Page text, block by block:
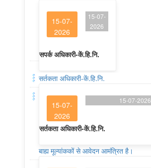
15-07-
2026
15-07-
2026
सपर्क अधिकारी-कें.हि.नि.
सर्तकता अधिकारी-कें.हि.नि.
15-07-
2026
15-07-2026
सर्तकता अधिकारी-कें.हि.नि.
बाह्य मूल्यांककों से आवेदन आमंत्रित है।